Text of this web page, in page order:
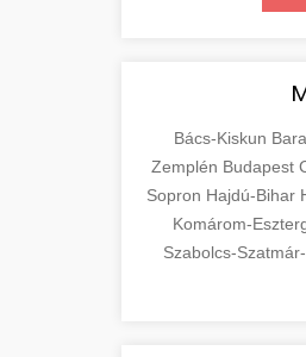
Bács-Kiskun
Zemplén Budapest
Sopron Hajdú-Bihar
Komárom-
Szabolcs-